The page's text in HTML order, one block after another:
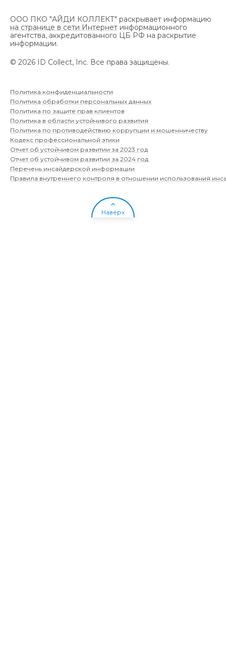
ООО ПКО "АЙДИ КОЛЛЕКТ" раскрывает информацию
на странице в сети Интернет информационного
агентства, аккредитованного ЦБ РФ на раскрытие
информации.
© 2026 ID Collect, Inc. Все права защищены.
Политика конфиденциальности
Политика обработки персональных данных
Политика по защите прав клиентов
Политика в области устойчивого развития
Политика по противодействию коррупции и мошенничеству
Кодекс профессиональной этики
Отчет об устойчивом развитии за 2023 год
Отчет об устойчивом развитии за 2024 год
Перечень инсайдерской информации
Правила внутреннего контроля в отношении использования
Наверх